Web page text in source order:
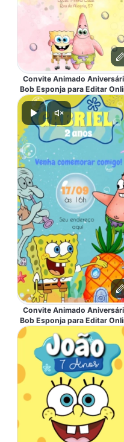
Convite Animado
Bob Esponja para Editar
Convite Animado
Bob Esponja para Editar